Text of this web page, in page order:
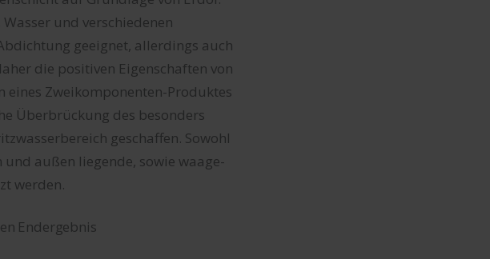
und verschiedenen
geeignet, allerdings auch
die positiven Eigenschaften von
Zweikomponenten-Produktes
Überbrückung des besonders
geschaffen. Sowohl
außen liegende, sowie waage-
werden.
Endergebnis